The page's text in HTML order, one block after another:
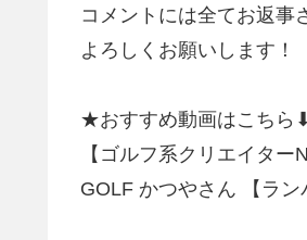
コメントには全てお返事
よろしくお願いします！
★おすすめ動画はこちら⬇︎
【ゴルフ系クリエイタ
GOLF かつやさん 【ラ